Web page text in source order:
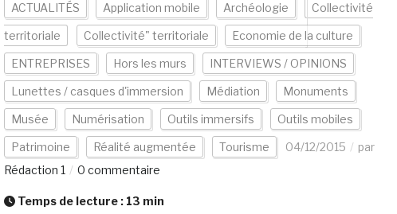
ACTUALITÉS Application mobile Archéologie Collectivité
territoriale Collectivité" territoriale Economie de la culture
ENTREPRISES Hors les murs INTERVIEWS / OPINIONS
Lunettes / casques d'immersion Médiation Monuments
Musée Numérisation Outils immersifs Outils mobiles
Patrimoine Réalité augmentée Tourisme 04/12/2015
par
Rédaction 1
0 commentaire
Temps de lecture : 13 min